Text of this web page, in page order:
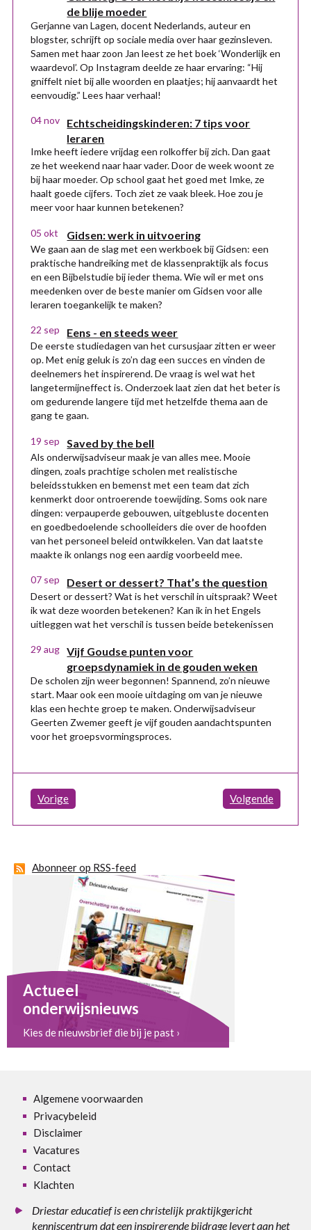
de blije moeder
Gerjanne van Lagen, docent Nederlands, auteur en
blogster, schrijft op sociale media over haar gezinsleven.
Samen met haar zoon Jan leest ze het boek ‘Wonderlijk en
waardevol’. Op Instagram deelde ze haar ervaring: “Hij
gniffelt niet bij alle woorden en plaatjes; hij aanvaardt het
eenvoudig.” Lees haar verhaal!
04 nov
Echtscheidingskinderen: 7 tips voor
leraren
Imke heeft iedere vrijdag een rolkoffer bij zich. Dan gaat
ze het weekend naar haar vader. Door de week woont ze
bij haar moeder. Op school gaat het goed met Imke, ze
haalt goede cijfers. Toch ziet ze vaak bleek. Hoe zou je
meer voor haar kunnen betekenen?
05 okt Gidsen: werk in uitvoering
We gaan aan de slag met een werkboek bij Gidsen: een
praktische handreiking met de klassenpraktijk als focus
en een Bijbelstudie bij ieder thema. Wie wil er met ons
meedenken over de beste manier om Gidsen voor alle
leraren toegankelijk te maken?
22 sep Eens - en steeds weer
De eerste studiedagen van het cursusjaar zitten er weer
op. Met enig geluk is zo’n dag een succes en vinden de
deelnemers het inspirerend. De vraag is wel wat het
langetermijneffect is. Onderzoek laat zien dat het beter is
om gedurende langere tijd met hetzelfde thema aan de
gang te gaan.
19 sep Saved by the bell
Als onderwijsadviseur maak je van alles mee. Mooie
dingen, zoals prachtige scholen met realistische
beleidsstukken en bemenst met een team dat zich
kenmerkt door ontroerende toewijding. Soms ook nare
dingen: verpauperde gebouwen, uitgebluste docenten
en goedbedoelende schoolleiders die over de hoofden
van het personeel beleid ontwikkelen. Van dat laatste
maakte ik onlangs nog een aardig voorbeeld mee.
07 sep Desert or dessert? That’s the question
Desert or dessert? Wat is het verschil in uitspraak? Weet
ik wat deze woorden betekenen? Kan ik in het Engels
uitleggen wat het verschil is tussen beide betekenissen
29 aug
Vijf Goudse punten voor
groepsdynamiek in de gouden weken
De scholen zijn weer begonnen! Spannend, zo’n nieuwe
start. Maar ook een mooie uitdaging om van je nieuwe
klas een hechte groep te maken. Onderwijsadviseur
Geerten Zwemer geeft je vijf gouden aandachtspunten
voor het groepsvormingsproces.
Vorige Volgende
Abonneer op RSS-feed
Actueel
onderwijsnieuws
Kies de nieuwsbrief die bij je past ›
Algemene voorwaarden
Privacybeleid
Disclaimer
Vacatures
Contact
Klachten
Driestar educatief is een christelijk praktijkgericht
kenniscentrum dat een inspirerende bijdrage levert aan het